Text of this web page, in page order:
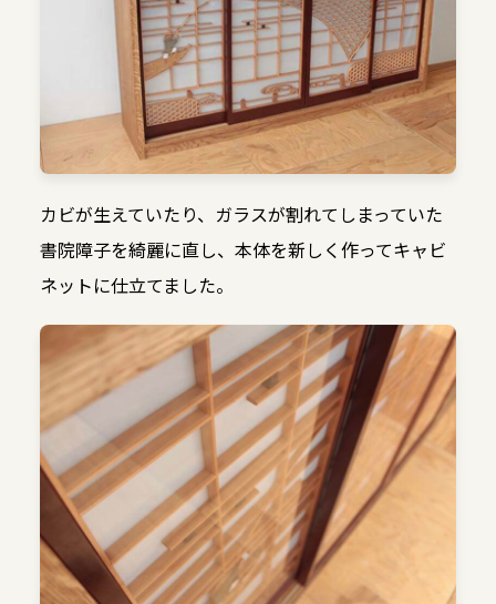
カビが生えていたり、ガラスが割れてしまっていた
書院障子を綺麗に直し、本体を新しく作ってキャビ
ネットに仕立てました。